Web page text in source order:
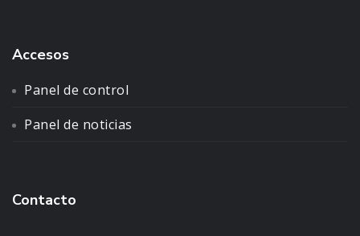
Accesos
Panel de control
Panel de noticias
Contacto